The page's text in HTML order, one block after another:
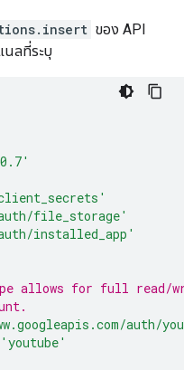
ของ API
นลที่ระบุ
file_storage'
installed_app'
allows for full read/
auth/
'youtube'